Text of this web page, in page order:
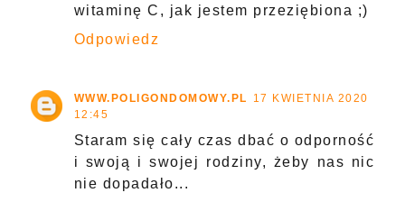
witaminę C, jak jestem przeziębiona ;)
Odpowiedz
WWW.POLIGONDOMOWY.PL
17 KWIETNIA 2020
12:45
Staram się cały czas dbać o odporność
i swoją i swojej rodziny, żeby nas nic
nie dopadało...